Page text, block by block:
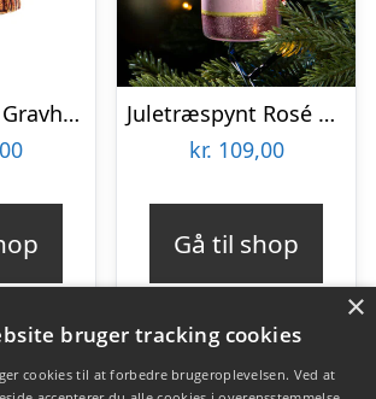
Juletræspynt Gravhund
Juletræspynt Rosé Champagneflaske
kr. 109,00
Gå til shop
×
bruger tracking cookies
cookies til at forbedre brugeroplevelsen. Ved at